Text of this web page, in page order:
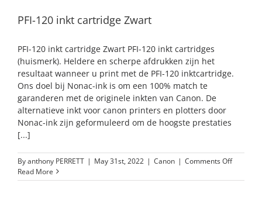
PFI-120 inkt cartridge Zwart
PFI-120 inkt cartridge Zwart PFI-120 inkt cartridges
(huismerk). Heldere en scherpe afdrukken zijn het
resultaat wanneer u print met de PFI-120 inktcartridge.
Ons doel bij Nonac-ink is om een 100% match te
garanderen met de originele inkten van Canon. De
alternatieve inkt voor canon printers en plotters door
Nonac-ink zijn geformuleerd om de hoogste prestaties
[...]
Byanthony PERRETT | May 31st, 2022 | Canon | Comments Offon
120
Read More